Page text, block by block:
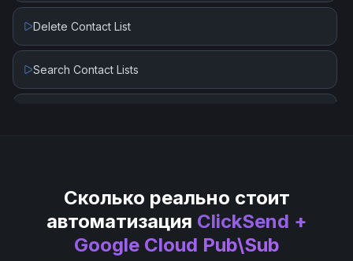
Schemas List
Subscription Delete
Delete Contact List
Search Contact Lists
Сколько реально стоит
автоматизация ClickSend +
Google Cloud Pub\Sub